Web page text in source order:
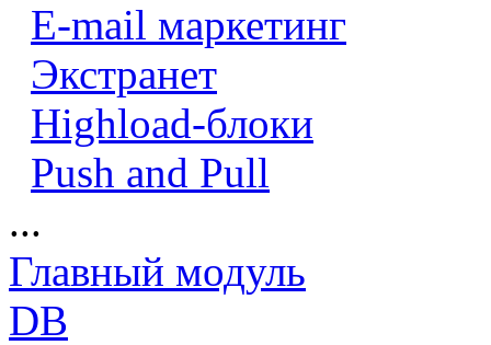
E-mail маркетинг
Экстранет
Highload-блоки
Push and Pull
...
Главный модуль
DB